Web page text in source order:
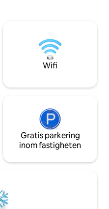
så sent
oss –
utbud av
Idealiskt beläget
vackra botaniska
leta någon
Wifi
Gratis parkering
inom fastigheten